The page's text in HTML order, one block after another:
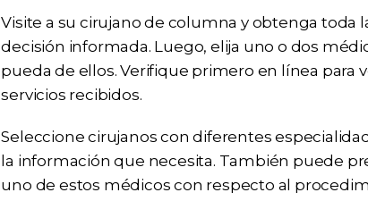
Visite a su cirujano de columna y obtenga toda
decisión informada. Luego, elija uno o dos
pueda de ellos. Verifique primero en línea para
servicios recibidos.
Seleccione cirujanos con diferentes
la información que necesita. También puede
uno de estos médicos con respecto al